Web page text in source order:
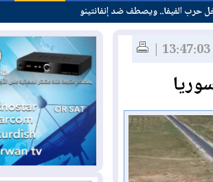
من نحن
إتصل بناويصطف ضد إنفانتينو
h